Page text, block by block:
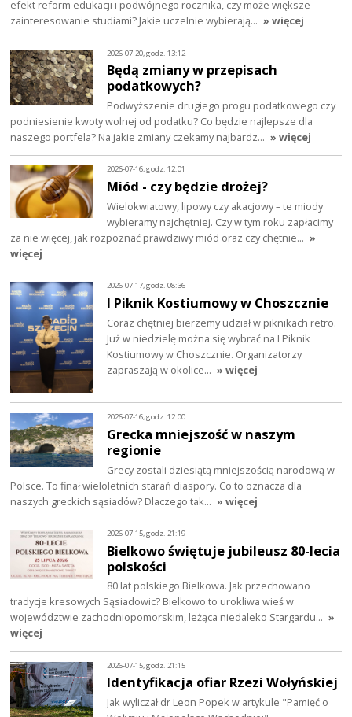
efekt reform edukacji i podwójnego rocznika, czy może większe
zainteresowanie studiami? Jakie uczelnie wybierają… » więcej
2026-07-20, godz. 13:12
Będą zmiany w przepisach
podatkowych?
Podwyższenie drugiego progu podatkowego czy
podniesienie kwoty wolnej od podatku? Co będzie najlepsze dla
naszego portfela? Na jakie zmiany czekamy najbardz… » więcej
2026-07-16, godz. 12:01
Miód - czy będzie drożej?
Wielokwiatowy, lipowy czy akacjowy – te miody
wybieramy najchętniej. Czy w tym roku zapłacimy
za nie więcej, jak rozpoznać prawdziwy miód oraz czy chętnie… »
więcej
2026-07-17, godz. 08:36
I Piknik Kostiumowy w Choszcznie
Coraz chętniej bierzemy udział w piknikach retro.
Już w niedzielę można się wybrać na I Piknik
Kostiumowy w Choszcznie. Organizatorzy
zapraszają w okolice… » więcej
2026-07-16, godz. 12:00
Grecka mniejszość w naszym
regionie
Grecy zostali dziesiątą mniejszością narodową w
Polsce. To finał wieloletnich starań diaspory. Co to oznacza dla
naszych greckich sąsiadów? Dlaczego tak… » więcej
2026-07-15, godz. 21:19
Bielkowo świętuje jubileusz 80-lecia
polskości
80 lat polskiego Bielkowa. Jak przechowano
tradycje kresowych Sąsiadowic? Bielkowo to urokliwa wieś w
województwie zachodniopomorskim, leżąca niedaleko Stargardu… »
więcej
2026-07-15, godz. 21:15
Identyfikacja ofiar Rzezi Wołyńskiej
Jak wyliczał dr Leon Popek w artykule "Pamięć o